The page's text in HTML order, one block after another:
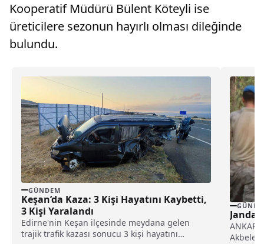
Kooperatif Müdürü Bülent Köteyli ise
üreticilere sezonun hayırlı olması dileğinde
bulundu.
GÜNDEM
Keşan’da Kaza: 3 Kişi Hayatını Kaybetti,
3 Kişi Yaralandı
Edirne'nin Keşan ilçesinde meydana gelen
trajik trafik kazası sonucu 3 kişi hayatını